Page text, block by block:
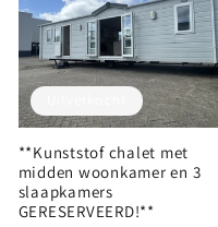
**Kunststof chalet met
midden woonkamer en 3
slaapkamers
GERESERVEERD!**